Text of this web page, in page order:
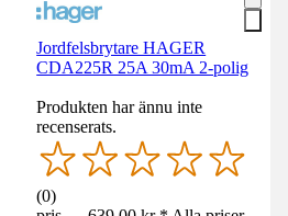
Jordfelsbrytare HAGER
CDA225R 25A 30mA 2-polig
Produkten har ännu inte
recenserats.
(0)